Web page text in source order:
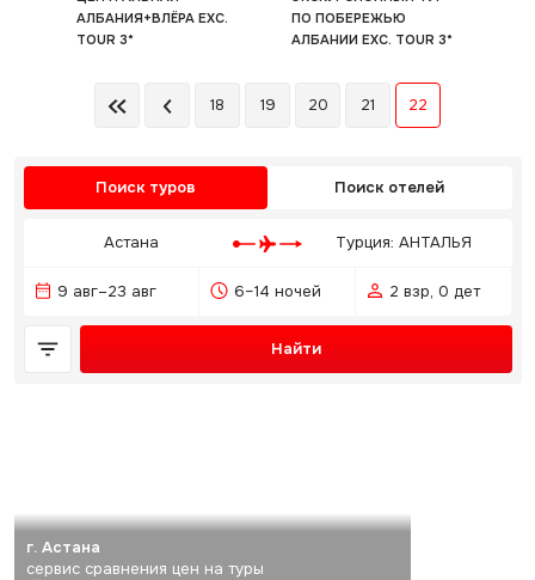
АЛБАНИЯ+ВЛЁРА EXC.
TOUR 3*
ПО ПОБЕРЕЖЬЮ
АЛБАНИИ EXC. TOUR 3*
18 19 20 21 22
Поиск туров Поиск отелей
Астана Турция: АНТАЛЬЯ
9 авг–23 авг 6–14 ночей 2 взр, 0 дет
Найти
г. Астана
сервис сравнения цен на туры